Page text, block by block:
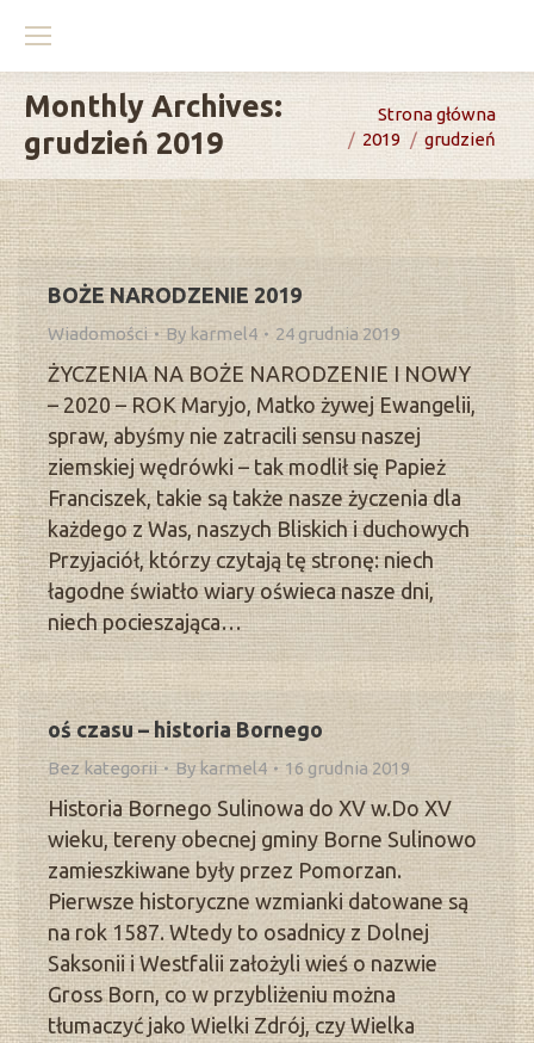
Monthly Archives:
grudzień 2019
You are here:
Strona główna
2019
grudzień
BOŻE NARODZENIE 2019
Wiadomości By karmel4 24 grudnia 2019
ŻYCZENIA NA BOŻE NARODZENIE I NOWY
– 2020 – ROK Maryjo, Matko żywej Ewangelii,
spraw, abyśmy nie zatracili sensu naszej
ziemskiej wędrówki – tak modlił się Papież
Franciszek, takie są także nasze życzenia dla
każdego z Was, naszych Bliskich i duchowych
Przyjaciół, którzy czytają tę stronę: niech
łagodne światło wiary oświeca nasze dni,
niech pocieszająca…
oś czasu – historia Bornego
Bez kategorii By karmel4 16 grudnia 2019
Historia Bornego Sulinowa do XV w.Do XV
wieku, tereny obecnej gminy Borne Sulinowo
zamieszkiwane były przez Pomorzan.
Pierwsze historyczne wzmianki datowane są
na rok 1587. Wtedy to osadnicy z Dolnej
Saksonii i Westfalii założyli wieś o nazwie
Gross Born, co w przybliżeniu można
tłumaczyć jako Wielki Zdrój, czy Wielka